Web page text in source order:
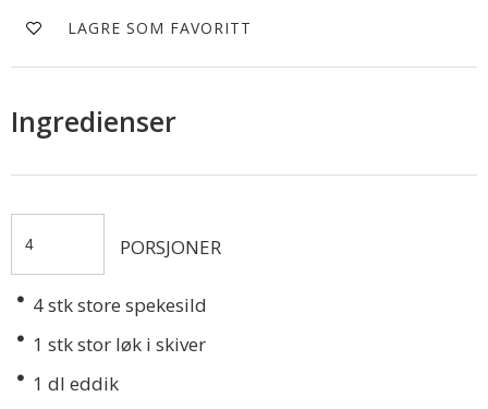
LAGRE SOM FAVORITT
Ingredienser
PORSJONER
4stk store spekesild
1 stk stor løk i skiver
1 dl eddik